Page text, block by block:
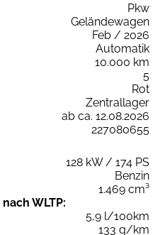
Pkw
Geländewagen
Feb / 2026
Automatik
10.000 km
5
Rot
Zentrallager
ab ca. 12.08.2026
227080655
128 kW / 174 PS
Benzin
1.469 cm³
WLTP:
5,9 l/100km
133 g/km